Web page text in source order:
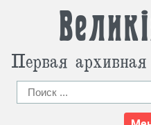
Первая